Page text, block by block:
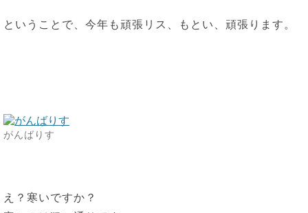
ということで、今年も頑張リス、もとい、頑張ります。
がんばりす
え？寒いですか？